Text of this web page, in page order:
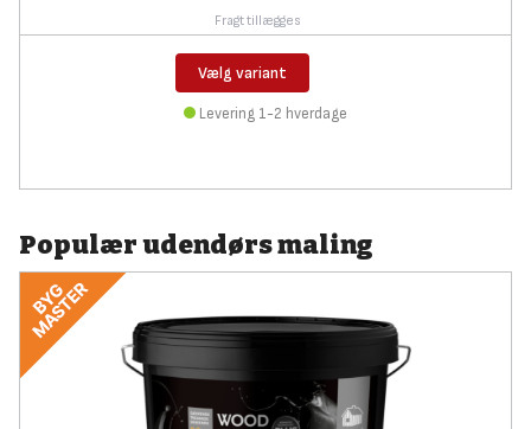
Fragt tillægges
Vælg variant
Levering 1-2 hverdage
Populær udendørs maling